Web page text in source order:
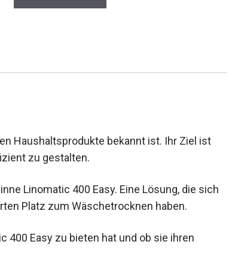
Haushaltsprodukte bekannt ist. Ihr Ziel ist
zu gestalten.
Linomatic 400 Easy. Eine Lösung, die sich
Platz zum Wäschetrocknen haben.
400 Easy zu bieten hat und ob sie ihren